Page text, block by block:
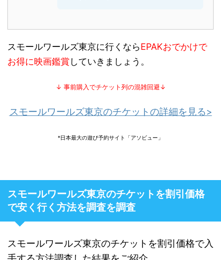
スモールワールズ東京に行くならEPAKおでかけで
お得に映画鑑賞 していきましょう。
↓ 事前購入でチケット列の混雑回避↓
スモールワールズ東京のチケットの詳細を見る>
*日本最大の遊び予約サイト「アソビュー」
スモールワールズ東京のチケットを割引価格
で安く行く方法を調査を調査
スモールワールズ東京のチケットを割引価格で入